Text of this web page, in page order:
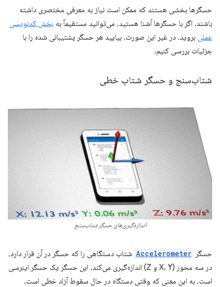
حسگرها بخشی هستند که ممکن است نیاز به معرفی مختصری داشته
باشند. اگر با حسگرها آشنا هستید، می‌توانید مستقیماً به بخش کدنویسی
عملی بروید. در غیر این صورت، بیایید هر حسگر پشتیبانی شده را با
جزئیات بررسی کنیم.
شتاب‌سنج و حسگر شتاب خطی
اندازه‌گیری‌های حسگر شتاب‌سنج
حسگر Accelerometer شتاب دستگاهی را که حسگر در آن قرار دارد،
در سه محور (X، Y و Z) اندازه‌گیری می‌کند. این حسگر یک حسگر اینرسی
است، به این معنی که وقتی دستگاه در حال سقوط آزاد خطی است،